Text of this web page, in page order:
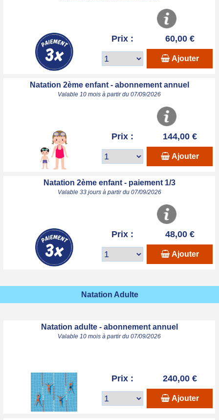
Prix : 60,00 €
Ajouter
Natation 2ème enfant - abonnement annuel
Valable 10 mois à partir du 07/09/2026
Prix : 144,00 €
Ajouter
Natation 2ème enfant - paiement 1/3
Valable 33 jours à partir du 07/09/2026
Prix : 48,00 €
Ajouter
Natation Adulte
Natation adulte - abonnement annuel
Valable 10 mois à partir du 07/09/2026
Prix : 240,00 €
Ajouter